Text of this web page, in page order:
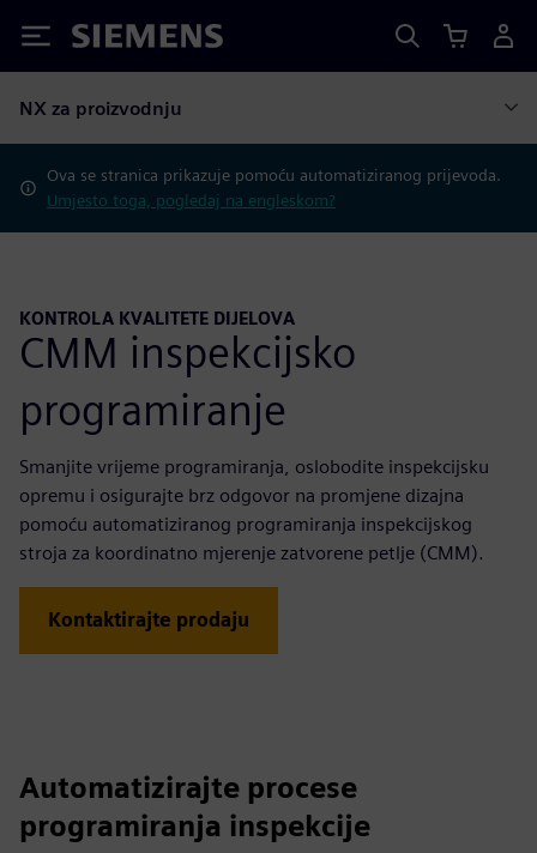
Siemens
NX za proizvodnju
Ova se stranica prikazuje pomoću automatiziranog prijevoda.
Umjesto toga, pogledaj na engleskom?
KONTROLA KVALITETE DIJELOVA
CMM inspekcijsko
programiranje
Smanjite vrijeme programiranja, oslobodite inspekcijsku
opremu i osigurajte brz odgovor na promjene dizajna
pomoću automatiziranog programiranja inspekcijskog
stroja za koordinatno mjerenje zatvorene petlje (CMM).
Kontaktirajte prodaju
Automatizirajte procese
programiranja inspekcije